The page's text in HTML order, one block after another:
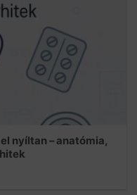
nyíltan – anatómia,